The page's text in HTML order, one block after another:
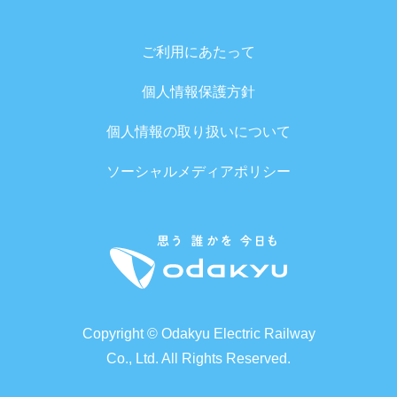
ご利用にあたって
個人情報保護方針
個人情報の取り扱いについて
ソーシャルメディアポリシー
Copyright © Odakyu Electric Railway
Co., Ltd. All Rights Reserved.